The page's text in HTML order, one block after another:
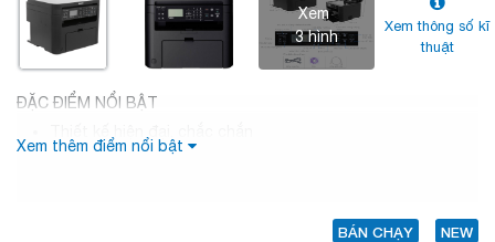
Xem
3 hình
Xem thông số kĩ
thuật
ĐẶC ĐIỂM NỔI BẬT
In 2 mặt tự động
Xem thêm điểm nổi bật
BÁN CHẠY
NEW